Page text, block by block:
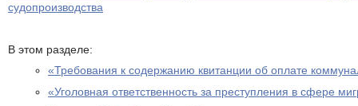
судопроизводства
В этом разделе:
«Требования к содержанию квитанции об оплате
«Уголовная ответственность за преступления в сфере